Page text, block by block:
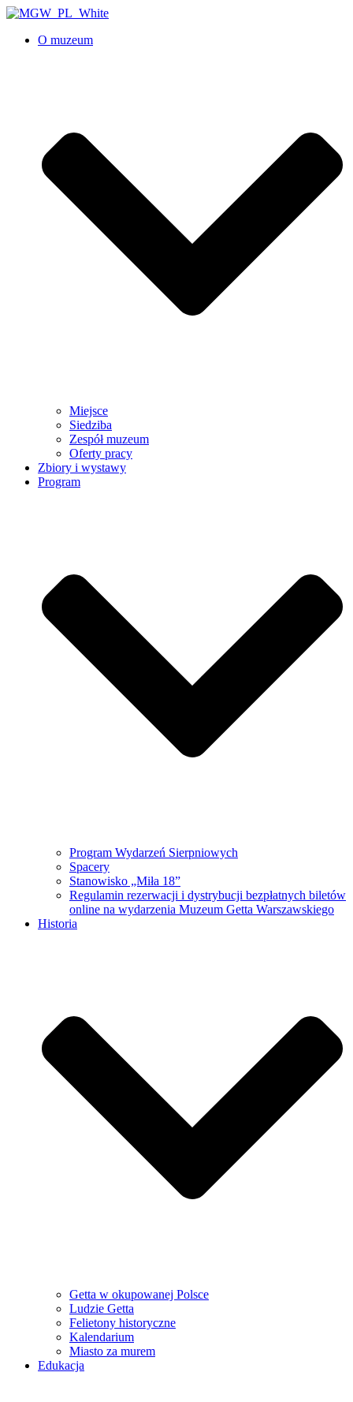
O muzeum
Miejsce
Siedziba
Zespół muzeum
Oferty pracy
Zbiory i wystawy
Program
Program Wydarzeń Sierpniowych
Spacery
Stanowisko „Miła 18”
Regulamin rezerwacji i dystrybucji bezpłatnych biletów
online na wydarzenia Muzeum Getta Warszawskiego
Historia
Getta w okupowanej Polsce
Ludzie Getta
Felietony historyczne
Kalendarium
Miasto za murem
Edukacja